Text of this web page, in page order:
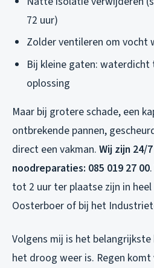
72 uur)
Zolder ventileren om vocht
Bij kleine gaten:
oplossing
Maar bij grotere schade, een
ontbrekende pannen,
direct een vakman. Wij zijn 24/
noodreparaties: 085 019 27 00
tot 2 uur ter plaatse zijn in heel
Oosterboer of bij het
Volgens mij is het
het droog weer is. Regen komt